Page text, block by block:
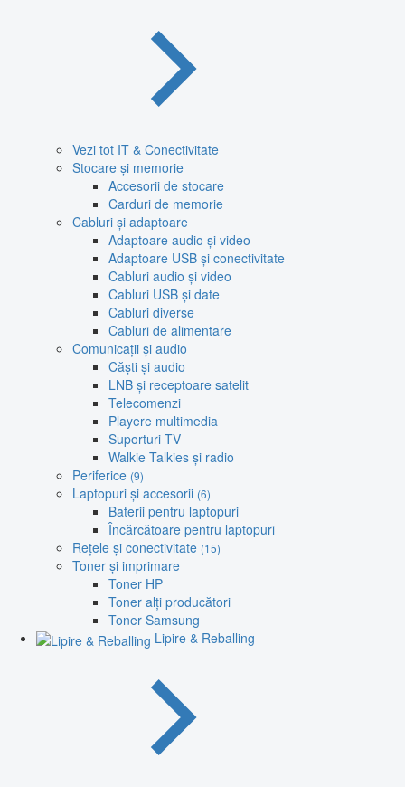
Vezi tot IT & Conectivitate
Stocare și memorie
Accesorii de stocare
Carduri de memorie
Cabluri și adaptoare
Adaptoare audio și video
Adaptoare USB și conectivitate
Cabluri audio și video
Cabluri USB și date
Cabluri diverse
Cabluri de alimentare
Comunicații și audio
Căști și audio
LNB și receptoare satelit
Telecomenzi
Playere multimedia
Suporturi TV
Walkie Talkies și radio
Periferice (9)
Laptopuri și accesorii (6)
Baterii pentru laptopuri
Încărcătoare pentru laptopuri
Rețele și conectivitate (15)
Toner și imprimare
Toner HP
Toner alți producători
Toner Samsung
Lipire & Reballing